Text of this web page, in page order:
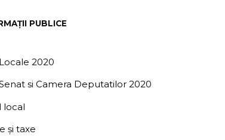
PUBLICE
2020
si Camera Deputatilor 2020
local
și taxe